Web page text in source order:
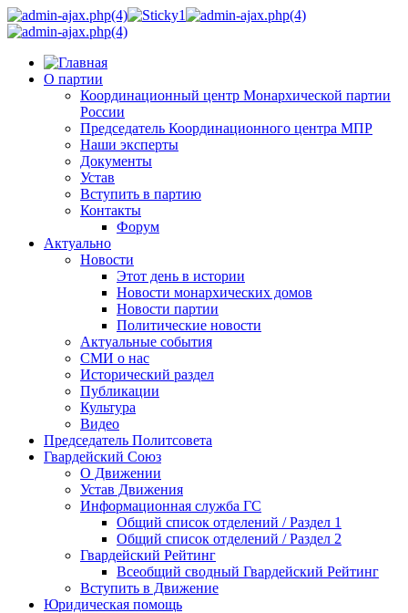
О партии
Координационный центр Монархической партии
России
Председатель Координационного центра МПР
Наши эксперты
Документы
Устав
Вступить в партию
Контакты
Форум
Актуально
Новости
Этот день в истории
Новости монархических домов
Новости партии
Политические новости
Актуальные события
СМИ о нас
Исторический раздел
Публикации
Культура
Видео
Председатель Политсовета
Гвардейский Союз
О Движении
Устав Движения
Информационная служба ГС
Общий список отделений / Раздел 1
Общий список отделений / Раздел 2
Гвардейский Рейтинг
Всеобщий сводный Гвардейский Рейтинг
Вступить в Движение
Юридическая помощь